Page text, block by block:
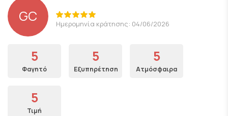
GC Ημερομηνία κράτησης: 04/06/2026
5
Φαγητό
5
Εξυπηρέτηση
5
Ατμόσφαιρα
5
Τιμή